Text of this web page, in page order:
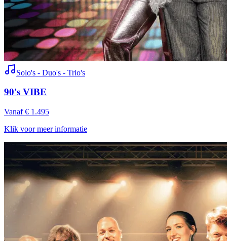
Solo's - Duo's - Trio's
90's VIBE
Vanaf € 1.495
Klik voor meer informatie